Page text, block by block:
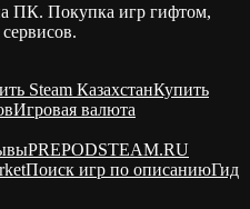
ПК. Покупка игр гифтом,
Steam КазахстанКупить
Игровая валюта
PREPODSTEAM.RU
Поиск игр по описаниюГид